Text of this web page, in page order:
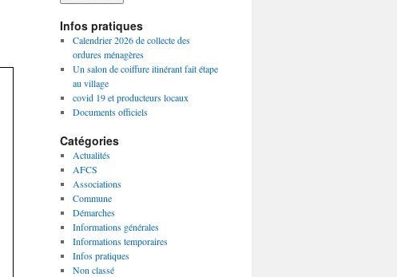
Infos pratiques
Calendrier 2026 de collecte des
ordures ménagères
Un salon de coiffure itinérant fait étape
au village
covid 19 et producteurs locaux
Documents officiels
Catégories
Actualités
AFCS
Associations
Commune
Démarches
Informations générales
Informations temporaires
Infos pratiques
Non classé